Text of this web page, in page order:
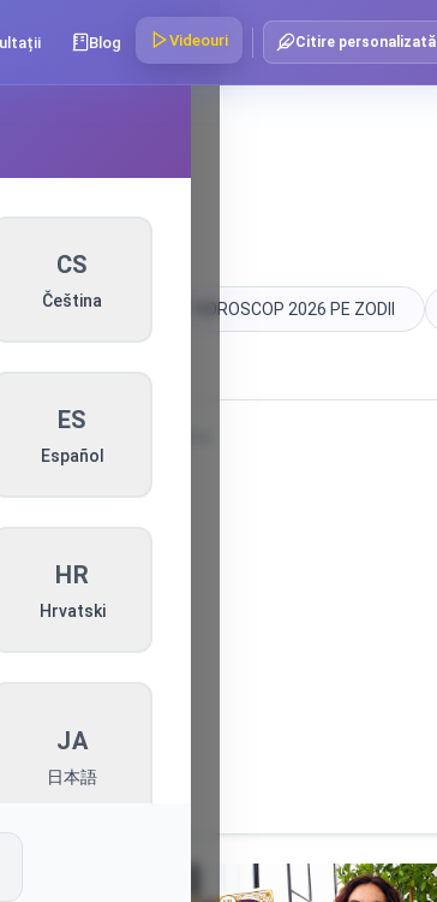
CS
Čeština
ES
Español
HR
Hrvatski
JA
日本語
Blog Videouri Citire personalizată
Tarot TAROT HOROSCOP 2026 PE ZODII